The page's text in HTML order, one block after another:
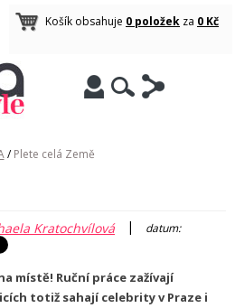
Košík obsahuje 0 položek za 0 Kč
/ Plete celá Země
Kratochvílová |
datum:
místě! Ruční práce zažívají
totiž sahají celebrity v Praze i